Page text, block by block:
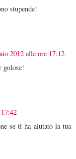
stupende!
2012 alle ore 17:12
golose!
se ti ha aiutato la tua